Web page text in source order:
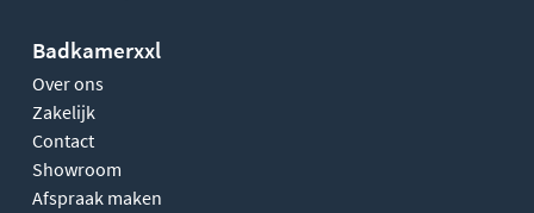
Badkamerxxl
Over ons
Zakelijk
Contact
Showroom
Afspraak maken